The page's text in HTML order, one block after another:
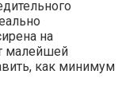
на
малейшей
как минимум